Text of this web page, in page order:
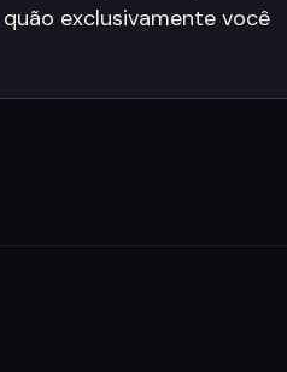
exclusivamente você